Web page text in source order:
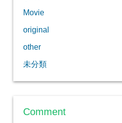
Movie
original
other
未分類
Comment